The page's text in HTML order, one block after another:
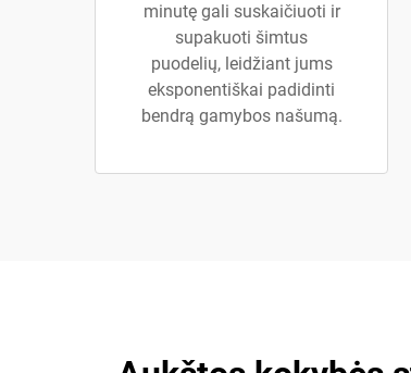
minutę gali suskaičiuoti ir
supakuoti šimtus
puodelių, leidžiant jums
eksponentiškai padidinti
bendrą gamybos našumą.